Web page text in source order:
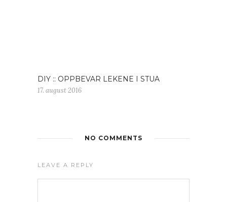
DIY :: OPPBEVAR LEKENE I STUA
17. august 2016
NO COMMENTS
LEAVE A REPLY